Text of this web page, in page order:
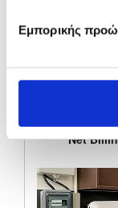
Εμπορικής
Net